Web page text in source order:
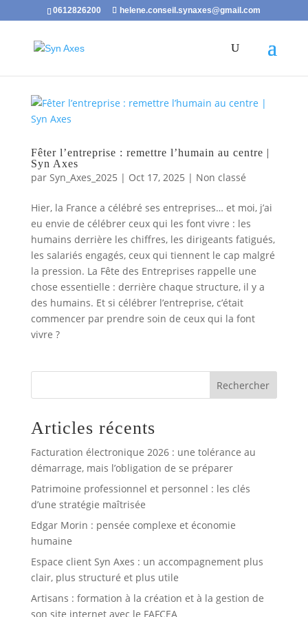
0612826200 helene.conseil.synaxes@gmail.com
Fêter l’entreprise : remettre l’humain au centre |
Syn Axes
par Syn_Axes_2025 | Oct 17, 2025 | Non classé
Hier, la France a célébré ses entreprises… et moi, j’ai
eu envie de célébrer ceux qui les font vivre : les
humains derrière les chiffres, les dirigeants fatigués,
les salariés engagés, ceux qui tiennent le cap malgré
la pression. La Fête des Entreprises rappelle une
chose essentielle : derrière chaque structure, il y a
des humains. Et si célébrer l’entreprise, c’était
commencer par prendre soin de ceux qui la font
vivre ?
Rechercher
Articles récents
Facturation électronique 2026 : une tolérance au
démarrage, mais l’obligation de se préparer
Patrimoine professionnel et personnel : les clés
d’une stratégie maîtrisée
Edgar Morin : pensée complexe et économie
humaine
Espace client Syn Axes : un accompagnement plus
clair, plus structuré et plus utile
Artisans : formation à la création et à la gestion de
son site internet avec le FAFCEA